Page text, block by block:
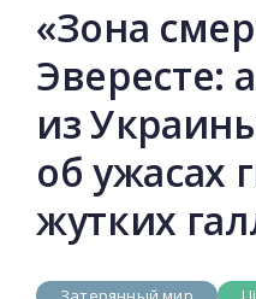
«Зона
Эвересте:
из
об ужасах
жутких